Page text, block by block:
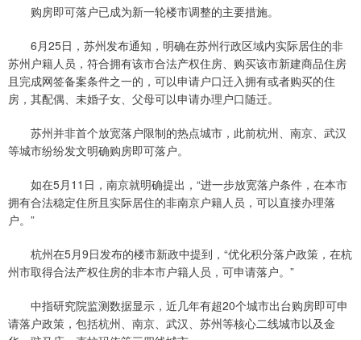
购房即可落户已成为新一轮楼市调整的主要措施。
6月25日，苏州发布通知，明确在苏州行政区域内实际居住的非
苏州户籍人员，符合拥有该市合法产权住房、购买该市新建商品住房
且完成网签备案条件之一的，可以申请户口迁入拥有或者购买的住
房，其配偶、未婚子女、父母可以申请办理户口随迁。
苏州并非首个放宽落户限制的热点城市，此前杭州、南京、武汉
等城市纷纷发文明确购房即可落户。
如在5月11日，南京就明确提出，“进一步放宽落户条件，在本市
拥有合法稳定住所且实际居住的非南京户籍人员，可以直接办理落
户。”
杭州在5月9日发布的楼市新政中提到，“优化积分落户政策，在杭
州市取得合法产权住房的非本市户籍人员，可申请落户。”
中指研究院监测数据显示，近几年有超20个城市出台购房即可申
请落户政策，包括杭州、南京、武汉、苏州等核心二线城市以及金